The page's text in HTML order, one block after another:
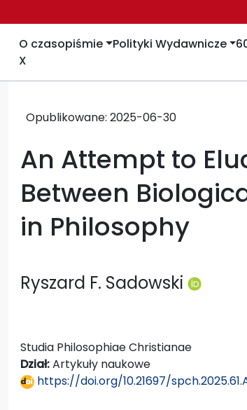
O czasopiśmie Polityki Wydawnicze
X
Opublikowane: 2025-06-30
An Attempt to
Between
in Philosophy
Ryszard F. Sadowski
Studia Philosophiae Christianae
Dział:Artykuły naukowe
https://doi.org/10.21697/